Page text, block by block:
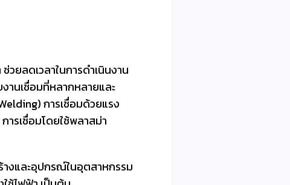
ยลดเวลาในการดำเนินงาน
นเชื่อมที่หลากหลายและ
การเชื่อมด้วยแรง
ารเชื่อมโดยใช้พลาสม่า
างและอุปกรณ์ในอุตสาหกรรม